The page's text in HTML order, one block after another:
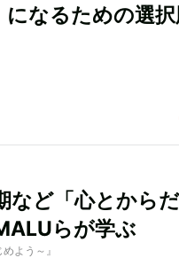
なるための選
ど「心とからだ
らが学ぶ
よう～』